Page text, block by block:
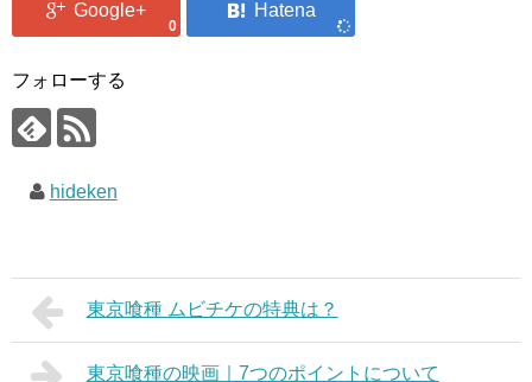
0
フォローする
hideken
東京喰種 ムビチケの特典は？
東京喰種の映画｜7つのポイントについて